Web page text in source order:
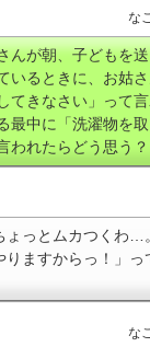
な
んが朝、子どもを
いるときに、お姑
てきなさい」って
最中に「洗濯物を取
われたらどう思う？
ょっとムカつくわ…
りますからっ！」っ
な